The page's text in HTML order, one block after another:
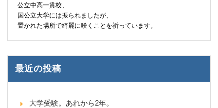
公立中高一貫校、
国公立大学には振られましたが、
置かれた場所で綺麗に咲くことを祈っています。
最近の投稿
大学受験。あれから2年。